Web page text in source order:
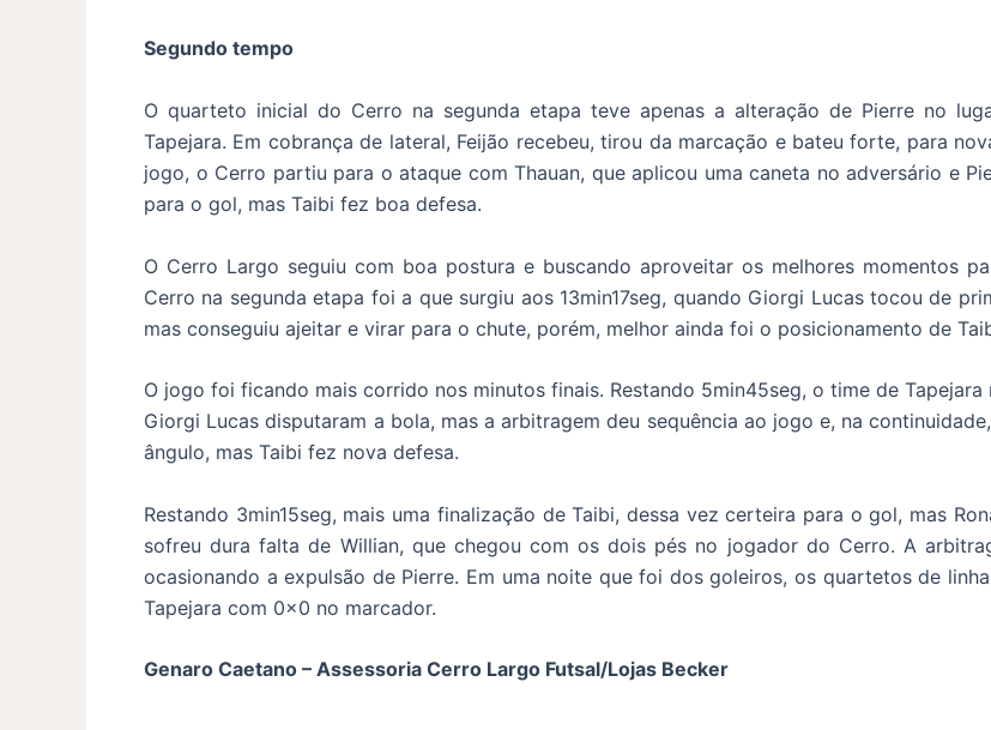
Segundo tempo
O quarteto inicial do Cerro na segunda etapa teve apenas a alteração de Pierre no
Tapejara. Em cobrança de lateral, Feijão recebeu, tirou da marcação e bateu forte, para
jogo, o Cerro partiu para o ataque com Thauan, que aplicou uma caneta no adversário e
para o gol, mas Taibi fez boa defesa.
O Cerro Largo seguiu com boa postura e buscando aproveitar os melhores momentos
Cerro na segunda etapa foi a que surgiu aos 13min17seg, quando Giorgi Lucas tocou de
mas conseguiu ajeitar e virar para o chute, porém, melhor ainda foi o posicionamento de
O jogo foi ficando mais corrido nos minutos finais. Restando 5min45seg, o time de
Giorgi Lucas disputaram a bola, mas a arbitragem deu sequência ao jogo e, na
ângulo, mas Taibi fez nova defesa.
Restando 3min15seg, mais uma finalização de Taibi, dessa vez certeira para o gol, mas
sofreu dura falta de Willian, que chegou com os dois pés no jogador do Cerro. A
ocasionando a expulsão de Pierre. Em uma noite que foi dos goleiros, os quartetos de
Tapejara com 0x0 no marcador.
Genaro Caetano – Assessoria Cerro Largo Futsal/Lojas Becker